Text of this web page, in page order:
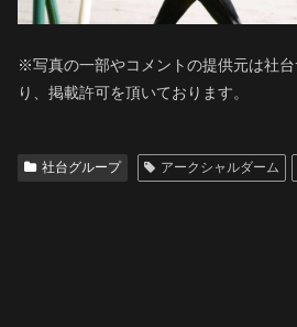
※写真の一部やコメントの提供元は社
り、掲載許可を頂いております。
社台グループ アークシャルダーム